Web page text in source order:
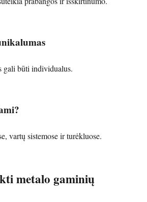
gali būti individualus.
vartų sistemose ir turėkluose.
metalo gaminių